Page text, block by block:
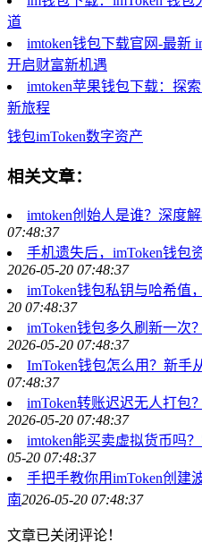
道
imtoken钱包下载官网-最新
开启财富新机遇
imtoken苹果钱包下载：探
新旅程
钱包imToken数字资产
相关文章：
imtoken创始人是谁？深度
07:48:37
手机遗失后，imToken钱包
2026-05-20 07:48:37
imToken钱包私钥与哈希值
20 07:48:37
imToken钱包多久刷新一次
2026-05-20 07:48:37
ImToken钱包怎么用？新手
07:48:37
imToken转账迟迟无人打包
2026-05-20 07:48:37
imtoken能买卖虚拟货币吗
05-20 07:48:37
手把手教你用imToken创建
南2026-05-20 07:48:37
文章已关闭评论！